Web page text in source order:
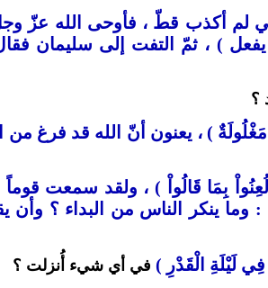
لم أكذب قطّ ، فأوحى الله عزّ
يفعل ) ، ثمّ التفت إلى سليمان
؟
) ، يعنون أنّ الله قد فرغ من
بِمَا قَالُواْ ) ، ولقد سمعت
وما ينكر الناس من البداء ؟ وأن
فِي لَيْلَةِ الْقَدْرِ ) في أي شيء أُنزلت ؟